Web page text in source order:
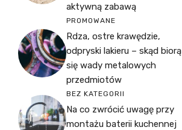
aktywną zabawą
PROMOWANE
Rdza, ostre krawędzie,
odpryski lakieru – skąd biorą
się wady metalowych
przedmiotów
BEZ KATEGORII
Na co zwrócić uwagę przy
montażu baterii kuchennej